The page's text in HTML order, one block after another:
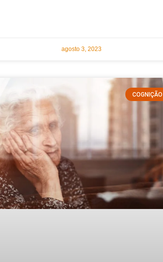
agosto 3, 2023
COGNIÇÃO